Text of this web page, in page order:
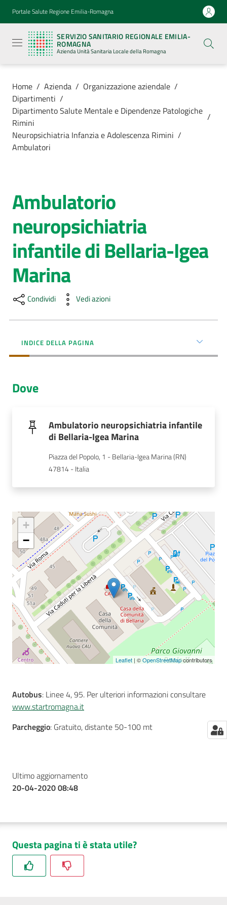
Vai al contenuto
Vai alla navigazione
Vai al footer
Portale Salute Regione Emilia-Romagna
SERVIZIO SANITARIO REGIONALE EMILIA-
ROMAGNA
Azienda Unità Sanitaria Locale della Romagna
Sanitario
Regionale
Emilia-
Romagna
Azienda
Sanitaria
Locale della
Romagna
Azienda
Menu selezionato
Luoghi
di
cura
Menu selezionato
AUSL
Comunica
Carta
Dedicato
Bandi
su
Home / Azienda / Organizzazione aziendale /
Dipartimenti /
Dipartimento Salute Mentale e Dipendenze Patologiche
Rimini
/
Neuropsichiatria Infanzia e Adolescenza Rimini /
Ambulatori
Salta al contenuto
Ambulatorio
neuropsichiatria
infantile di Bellaria-Igea
Marina
Condividi Vedi azioni
INDICE DELLA PAGINA
Dove
Ambulatorio neuropsichiatria infantile
di Bellaria-Igea Marina
Piazza del Popolo, 1 - Bellaria-Igea Marina (RN)
47814 - Italia
+
−
Leaflet | ©OpenStreetMapcontributors
Autobus: Linee 4, 95. Per ulteriori informazioni consultare
www.startromagna.it
Parcheggio: Gratuito, distante 50-100 mt
Ultimo aggiornamento
20-04-2020 08:48
Questa pagina ti è stata utile?